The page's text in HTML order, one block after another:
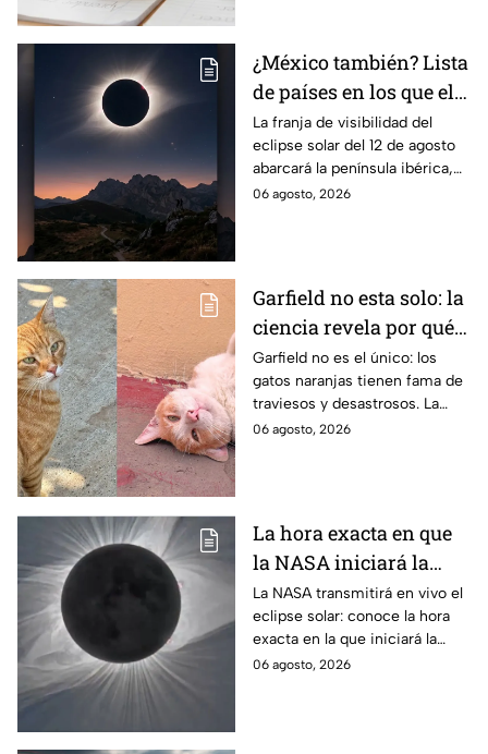
¿México también? Lista
de países en los que el
12 de agosto se verá el
eclipse solar total y en
los que será parcial
La franja de visibilidad del
eclipse solar del 12 de agosto
abarcará la península ibérica,
por lo que solo podrá
06 agosto, 2026
Garfield no esta solo: la
ciencia revela por qué
los gatos naranjas
tienen tanta fama de
hacer "desastres"
Garfield no es el único: los
gatos naranjas tienen fama de
traviesos y desastrosos. La
ciencia explica qué hay detrás
06 agosto, 2026
La hora exacta en que
la NASA iniciará la
transmisión en vivo
del eclipse solar
La NASA transmitirá en vivo el
eclipse solar: conoce la hora
exacta en la que iniciará la
cobertura para no perderte de
06 agosto, 2026